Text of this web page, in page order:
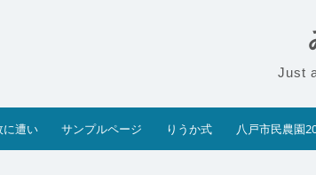
Just
に遭い サンプルページ りうか式 八戸市民農園